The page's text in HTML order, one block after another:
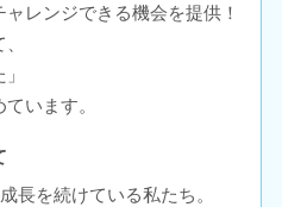
ャレンジできる機会を提供！
います。
長を続けている私たち。